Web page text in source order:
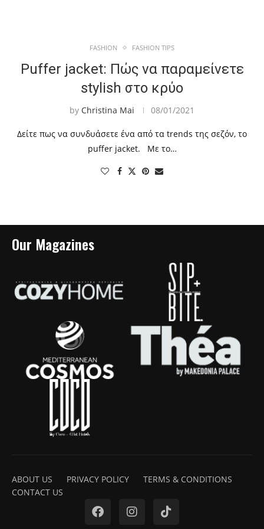
FASHION FASHION TIPS
Puffer jacket: Πώς να παραμείνετε
stylish στο κρύο
by Christina Mai 08/01/2021
Δείτε πως να συνδυάσετε ένα από τα trends της σεζόν, το
puffer jacket. Με το…
Our Magazines
ABOUT US PRIVACY POLICY
TERMS & CONDITIONS
CONTACT US